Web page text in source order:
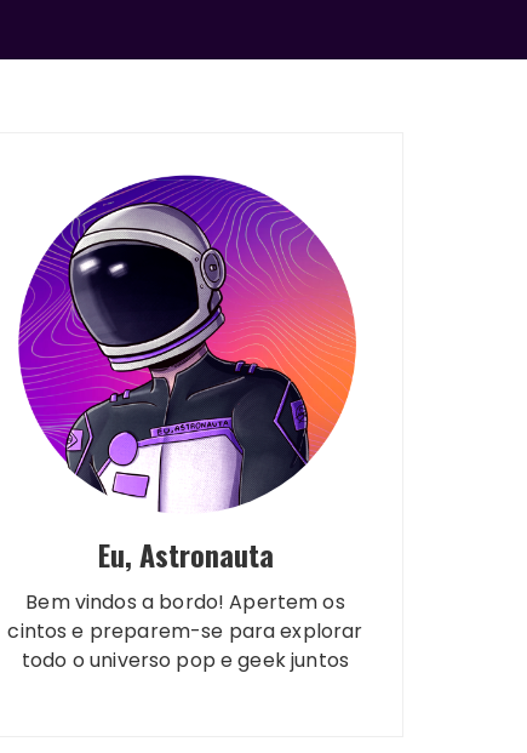
Eu, Astronauta
Bem vindos a bordo! Apertem os
cintos e preparem-se para explorar
todo o universo pop e geek juntos